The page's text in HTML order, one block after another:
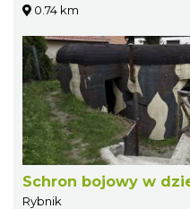
0.74 km
Schron bojowy w
Rybnik